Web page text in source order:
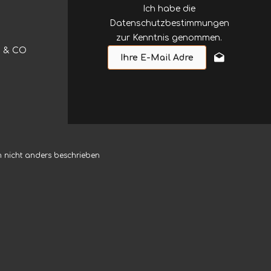
& CO
Ich habe die
Datenschutzbestimmungen
zur Kenntnis genommen.
anders beschrieben